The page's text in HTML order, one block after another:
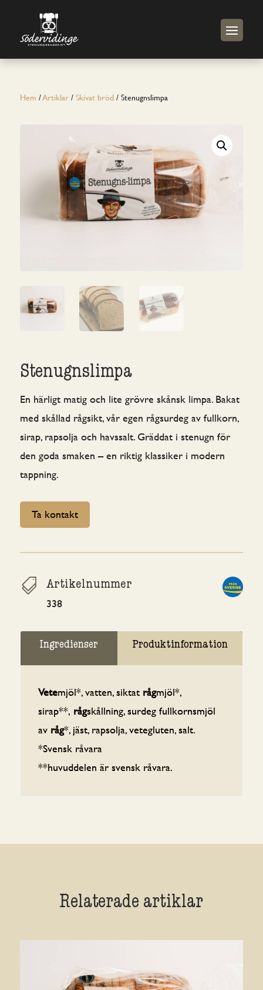
Hem /Artiklar/Skivat bröd/ Stenugnslimpa
Stenugnslimpa
En härligt matig och lite grövre skånsk limpa. Bakat
med skållad rågsikt, vår egen rågsurdeg av fullkorn,
sirap, rapsolja och havssalt. Gräddat i stenugn för
den goda smaken – en riktig klassiker i modern
tappning.
Ta kontakt
 Artikelnummer
338
Ingredienser Produktinformation
Vetemjöl*, vatten, siktat rågmjöl*,
sirap**, rågskållning, surdeg fullkornsmjöl
av råg*, jäst, rapsolja, vetegluten, salt.
*Svensk råvara
**huvuddelen är svensk råvara.
Relaterade artiklar